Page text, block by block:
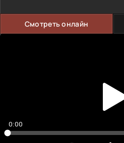
Смотреть онлайн
0:00